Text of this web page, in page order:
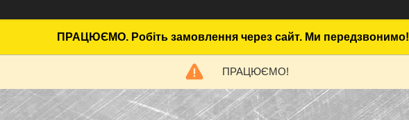
ПРАЦЮЄМО. Робіть замовлення через сайт. Ми передзвонимо!
ПРАЦЮЄМО!